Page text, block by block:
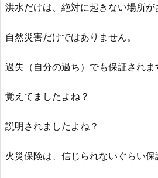
洪水だけは、絶対に起きない場所が
自然災害だけではありません。
過失（自分の過ち）でも保証されま
覚えてましたよね？
説明されましたよね？
火災保険は、信じられないぐらい保